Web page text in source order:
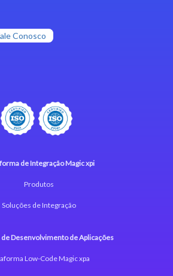
Conosco
de Integração Magic xpi
Produtos
Soluções de Integração
Desenvolvimento de Aplicações
Low-Code Magic xpa